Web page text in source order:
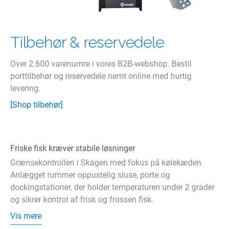
Tilbehør & reservedele
Over 2.600 varenumre i vores B2B-webshop. Bestil
porttilbehør og reservedele nemt online med hurtig
levering.
[Shop tilbehør]
Friske fisk kræver stabile løsninger
Grænsekontrollen i Skagen med fokus på kølekæden.
Anlægget rummer oppustelig sluse, porte og
dockingstationer, der holder temperaturen under 2 grader
og sikrer kontrol af frisk og frossen fisk.
Vis mere